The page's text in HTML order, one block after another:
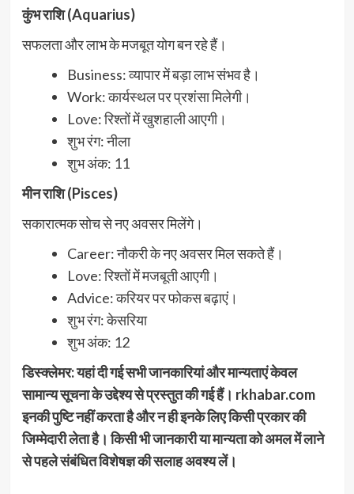
कुंभ राशि (Aquarius)
सफलता और लाभ के मजबूत योग बन रहे हैं।
Business: व्यापार में बड़ा लाभ संभव है।
Work: कार्यस्थल पर प्रशंसा मिलेगी।
Love: रिश्तों में खुशहाली आएगी।
शुभ रंग: नीला
शुभ अंक: 11
मीन राशि (Pisces)
सकारात्मक सोच से नए अवसर मिलेंगे।
Career: नौकरी के नए अवसर मिल सकते हैं।
Love: रिश्तों में मजबूती आएगी।
Advice: करियर पर फोकस बढ़ाएं।
शुभ रंग: केसरिया
शुभ अंक: 12
डिस्क्लेमर: यहां दी गई सभी जानकारियां और मान्यताएं केवल
सामान्य सूचना के उद्देश्य से प्रस्तुत की गई हैं। rkhabar.com
इनकी पुष्टि नहीं करता है और न ही इनके लिए किसी प्रकार की
जिम्मेदारी लेता है। किसी भी जानकारी या मान्यता को अमल में लाने
से पहले संबंधित विशेषज्ञ की सलाह अवश्य लें।